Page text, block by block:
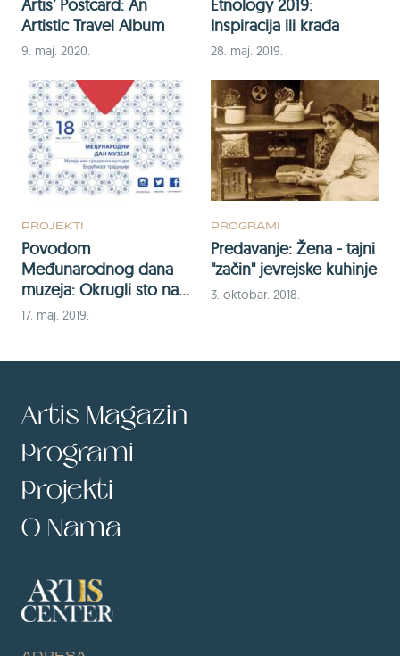
Artis’ Postcard: An
Artistic Travel Album
9. maj. 2020.
Etnology 2019:
Inspiracija ili krađa
28. maj. 2019.
PROJEKTI
Povodom
Međunarodnog dana
muzeja: Okrugli sto na
temu muzeja kao
17. maj. 2019.
PROGRAMI
Predavanje: Žena - tajni
"začin" jevrejske kuhinje
3. oktobar. 2018.
Artis Magazin
Programi
Projekti
O Nama